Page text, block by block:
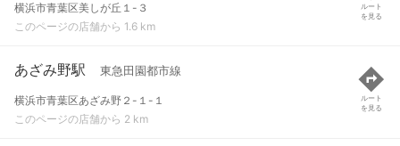
横浜市青葉区美しが丘１-３
このページの店舗から 1.6 km
ルート
を見る
あざみ野駅 東急田園都市線
横浜市青葉区あざみ野２-１-１
このページの店舗から 2 km
ルート
を見る